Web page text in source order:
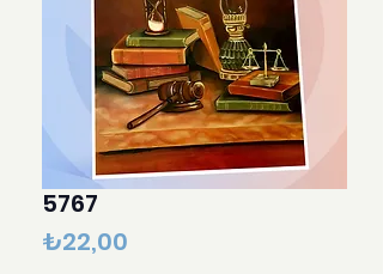
5767
₺22,00